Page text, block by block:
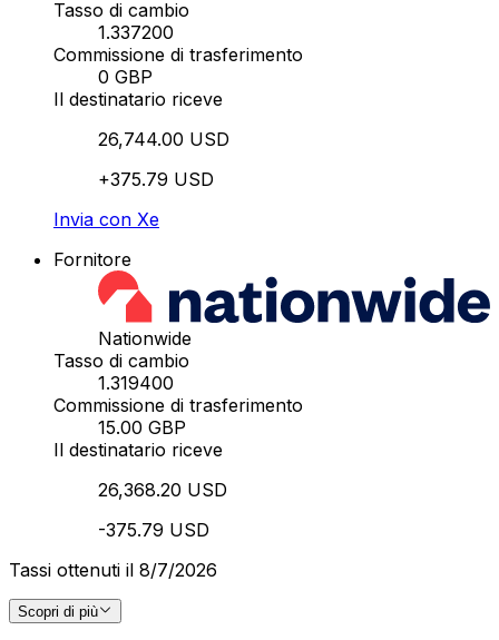
Tasso di cambio
1.337200
Commissione di trasferimento
0 GBP
Il destinatario riceve
26,744.00 USD
+375.79 USD
Invia con Xe
Fornitore
Nationwide
Tasso di cambio
1.319400
Commissione di trasferimento
15.00 GBP
Il destinatario riceve
26,368.20 USD
-375.79 USD
Tassi ottenuti il 8/7/2026
Scopri di più